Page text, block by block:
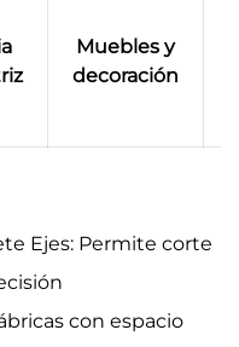
Muebles y
decoración
Ejes: Permite corte
con espacio